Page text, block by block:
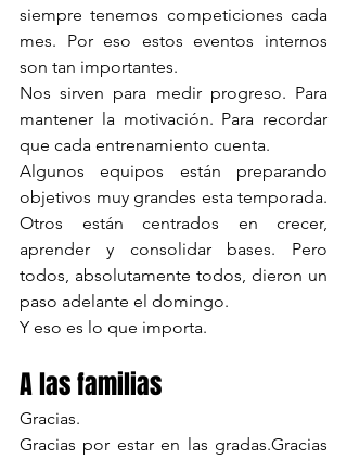
siempre tenemos competiciones cada
mes. Por eso estos eventos internos
son tan importantes.
Nos sirven para medir progreso. Para
mantener la motivación. Para recordar
que cada entrenamiento cuenta.
Algunos equipos están preparando
objetivos muy grandes esta temporada.
Otros están centrados en crecer,
aprender y consolidar bases. Pero
todos, absolutamente todos, dieron un
paso adelante el domingo.
Y eso es lo que importa.
A las familias
Gracias.
Gracias por estar en las gradas.Gracias